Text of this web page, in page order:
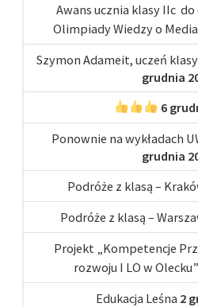
Awans ucznia klasy IIc
Olimpiady Wiedzy o
Szymon Adameit, uczeń klasy
grudnia
6
Ponownie na wykładach
grudnia
Podróże z klasą –
Podróże z klasą –
Projekt „Kompetencje
rozwoju I LO w Olecku”
Edukacja Leśna 2